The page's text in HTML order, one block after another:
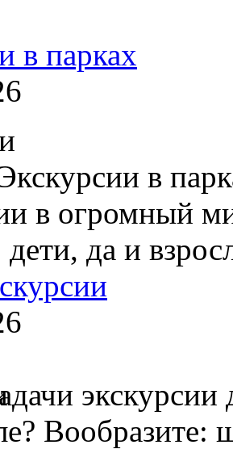
в парках
в
в огромный
дети, да и
Вообразите: